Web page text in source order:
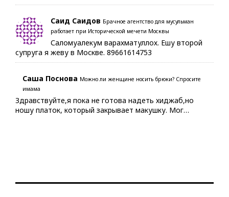
Саид Саидов Брачное агентство для мусульман
работает при Исторической мечети Москвы
Саломуалекум варахматуллох. Ешу второй
супруга я жеву в Москве. 89661614753
Саша Поснова Можно ли женщине носить брюки? Спросите
имама
Здравствуйте,я пока не готова надеть хиджаб,но
ношу платок, который закрывает макушку. Мог…